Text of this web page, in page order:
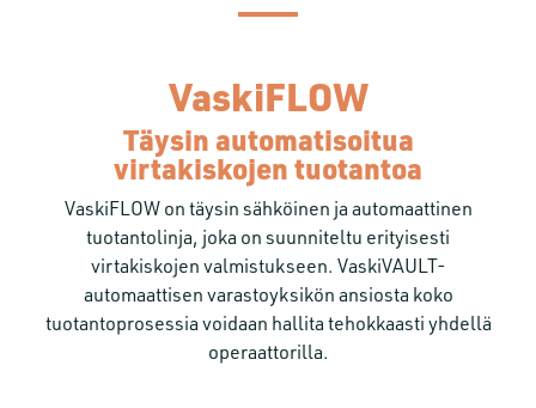
VaskiFLOW
Täysin automatisoitua
virtakiskojen tuotantoa
VaskiFLOW on täysin sähköinen ja automaattinen
tuotantolinja, joka on suunniteltu erityisesti
virtakiskojen valmistukseen. VaskiVAULT-
automaattisen varastoyksikön ansiosta koko
tuotantoprosessia voidaan hallita tehokkaasti yhdellä
operaattorilla.